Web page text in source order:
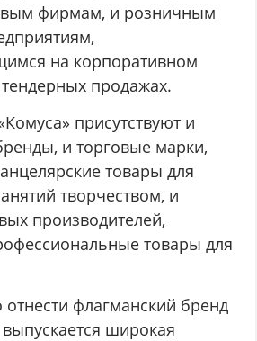
фирмам, и розничным
на корпоративном
продажах.
присутствуют и
и торговые марки,
товары для
творчеством, и
производителей,
товары для
флагманский бренд
широкая